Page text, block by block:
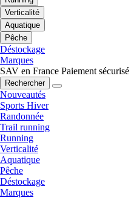
Verticalité
Aquatique
Pêche
Déstockage
Marques
SAV en France Paiement sécurisé
Rechercher
Nouveautés
Sports Hiver
Randonnée
Trail running
Running
Verticalité
Aquatique
Pêche
Déstockage
Marques